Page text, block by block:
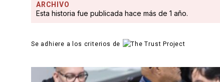
ARCHIVO
Esta historia fue publicada hace más de 1 año.
Se adhiere a los criterios de